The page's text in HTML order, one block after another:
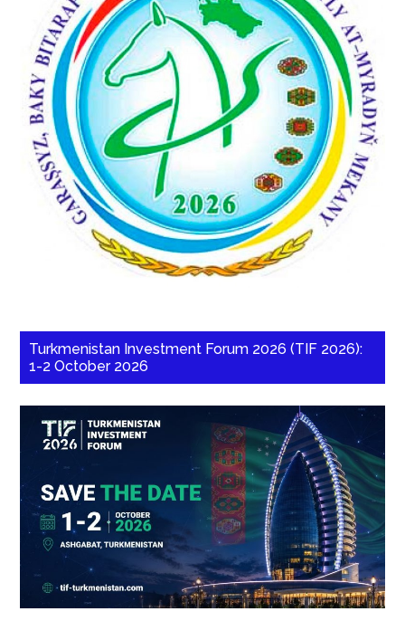
Turkmenistan Investment Forum 2026 (TIF 2026):
1-2 October 2026